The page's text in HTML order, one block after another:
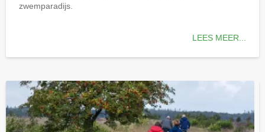
zwemparadijs.
LEES MEER...